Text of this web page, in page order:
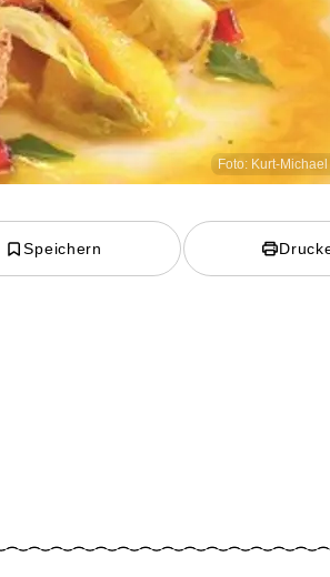
Foto: Kurt-
Speichern